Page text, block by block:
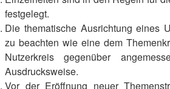
festgelegt.
Die thematische Ausrichtung eines
zu beachten wie eine dem
Nutzerkreis gegenüber
Ausdrucksweise.
Vor der Eröffnung neuer